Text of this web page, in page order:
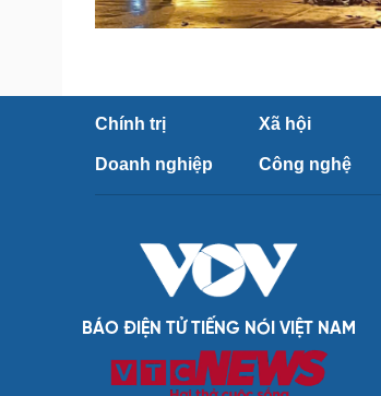
Chính trị Xã hội
Doanh nghiệp Công nghệ
BÁO ĐIỆN TỬ TIẾNG NÓI VIỆT NAM